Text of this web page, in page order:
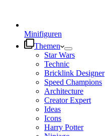
Minifiguren
Themen
Star Wars
Technic
Bricklink Designer
Speed Champions
Architecture
Creator Expert
Ideas
Icons
Harry Potter